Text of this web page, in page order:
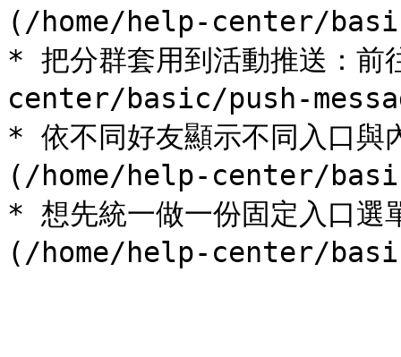
(/home/help-center/
* 把分群套用到活動推送：
center/basic/push-
* 依不同好友顯示不同入口
(/home/help-center/
* 想先統一做一份固定入口